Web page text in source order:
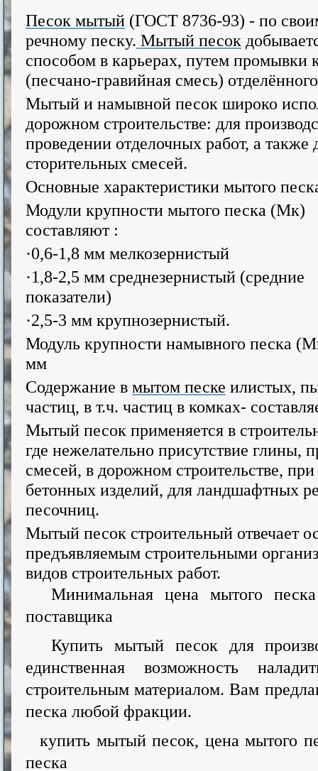
Песок мытый (ГОСТ 8736-93) - по
речному песку. Мытый песок
способом в карьерах, путем промывки
(песчано-гравийная смесь)
Мытый и намывной песок широко
дорожном строительстве: для
проведении отделочных работ, а также
сторительных смесей.
Основные характеристики мытого
Модули крупности мытого песка (Мк)
составляют :
·0,6-1,8 мм мелкозернистый
·1,8-2,5 мм среднезернистый (средние
показатели)
·2,5-3 мм крупнозернистый.
Модуль крупности намывного песка
мм
Содержание в мытом песке илистых,
частиц, в т.ч. частиц в комках-
Мытый песок применяется в
где нежелательно присутствие глины,
смесей, в дорожном строительстве,
бетонных изделий, для ландшафтных
песочниц.
Мытый песок строительный отвечает
предъявляемым строительными
видов строительных работ.
Минимальная цена мытого
поставщика
Купить мытый песок для
единственная возможность
строительным материалом. Вам
песка любой фракции.
купить мытый песок, цена мытого
песка